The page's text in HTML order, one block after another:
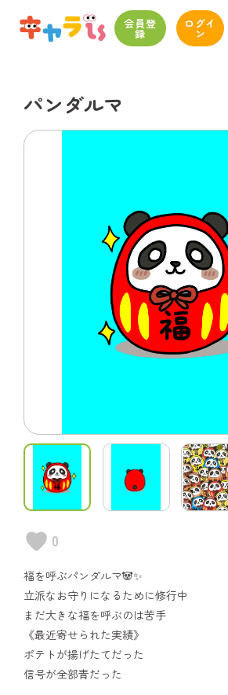
会員登
録
ログイ
ン
パンダルマ
0
福を呼ぶパンダルマ🐼✨
立派なお守りになるために修行中
まだ大きな福を呼ぶのは苦手
《最近寄せられた実績》
ポテトが揚げたてだった
信号が全部青だった